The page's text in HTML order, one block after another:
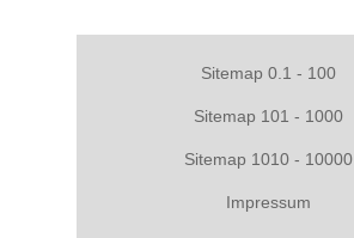
Sitemap 0.1 - 100
Sitemap 101 - 1000
Sitemap 1010 - 10000
Impressum